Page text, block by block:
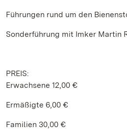
Führungen rund um den
Sonderführung mit Imker Martin
PREIS:
Erwachsene 12,00 €
Ermäßigte 6,00 €
Familien 30,00 €